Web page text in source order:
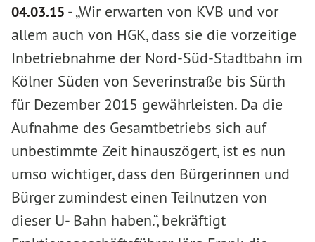
04.03.15 -„Wir erwarten von KVB und vor
allem auch von HGK, dass sie die vorzeitige
Inbetriebnahme der Nord-Süd-Stadtbahn im
Kölner Süden von Severinstraße bis Sürth
für Dezember 2015 gewährleisten. Da die
Aufnahme des Gesamtbetriebs sich auf
unbestimmte Zeit hinauszögert, ist es nun
umso wichtiger, dass den Bürgerinnen und
Bürger zumindest einen Teilnutzen von
dieser U- Bahn haben.“, bekräftigt